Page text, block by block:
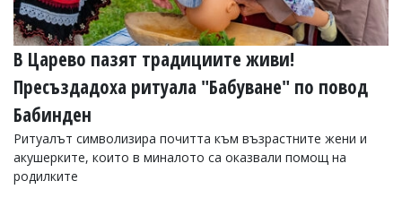
В Царево пазят традициите живи!
Пресъздадоха ритуала "Бабуване" по повод
Бабинден
Ритуалът символизира почитта към възрастните жени и
акушерките, които в миналото са оказвали помощ на
родилките